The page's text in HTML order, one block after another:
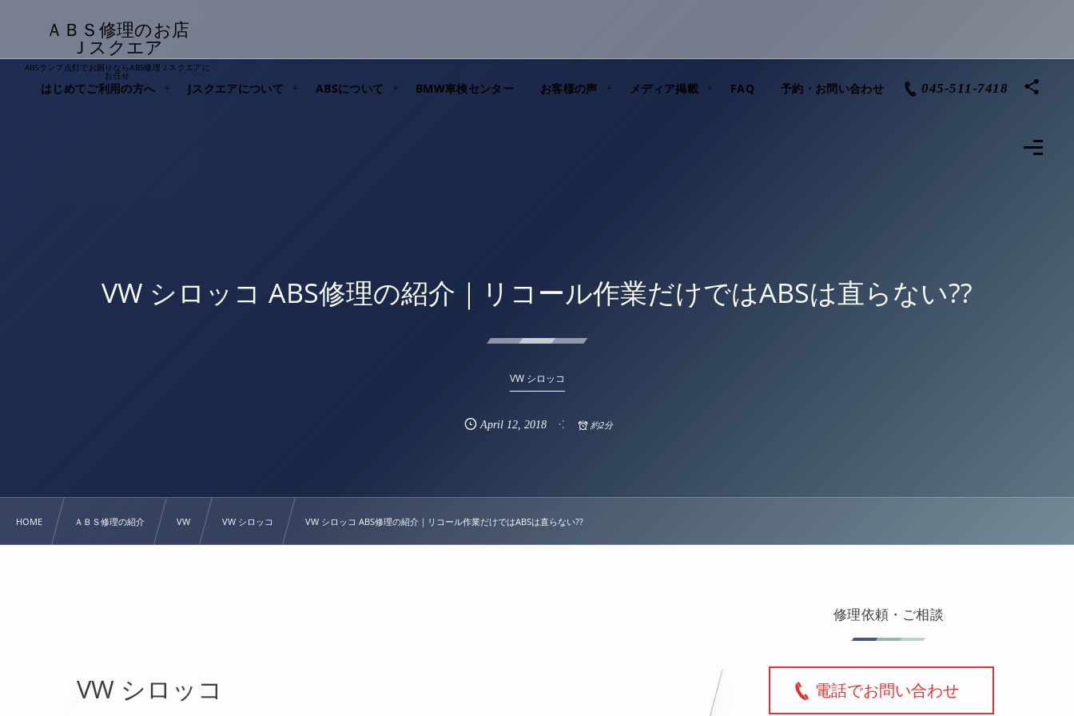
ＡＢＳ修理のお店
Ｊスクエア
ABSランプ点灯でお困りならABS修理Ｊスクエアに
お任せ
はじめてご利用の方へ Jスクエアについて ABSについて BMW車検センター お客様の声 メディア掲載 FAQ 予約・お問い合わせ 045-511-7418
VW シロッコ ABS修理の紹介｜リコール作業だけではABSは直らない??
VW シロッコ
April 12, 2018 約2分
HOME ＡＢＳ修理の紹介 VW VW シロッコ VW シロッコ ABS修理の紹介｜リコール作業だけではABSは直らない??
VW シロッコ
修理依頼・ご相談
電話でお問い合わせ